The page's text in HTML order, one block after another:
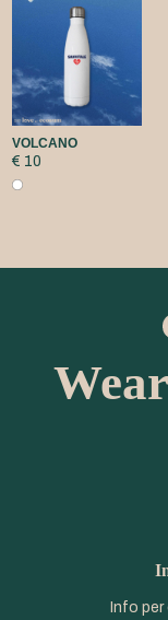
VOLCANO
€ 10
Info per